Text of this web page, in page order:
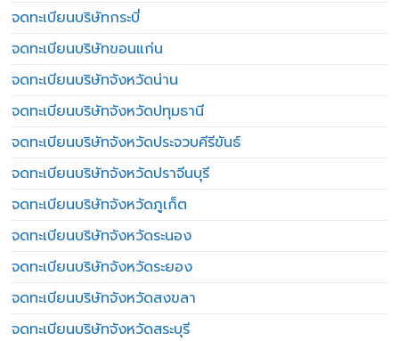
จดทะเบียนบริษัทกระบี่
จดทะเบียนบริษัทขอนแก่น
จดทะเบียนบริษัทจังหวัดน่าน
จดทะเบียนบริษัทจังหวัดปทุมธานี
จดทะเบียนบริษัทจังหวัดประจวบคีรีขันธ์
จดทะเบียนบริษัทจังหวัดปราจีนบุรี
จดทะเบียนบริษัทจังหวัดภูเก็ต
จดทะเบียนบริษัทจังหวัดระนอง
จดทะเบียนบริษัทจังหวัดระยอง
จดทะเบียนบริษัทจังหวัดสงขลา
จดทะเบียนบริษัทจังหวัดสระบุรี